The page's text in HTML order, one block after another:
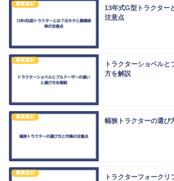
農業資材
13年式G型トラクター
注意点
農業資材
トラクターショベル
方を解説
農業資材
幅狭トラクターの選び
農業資材
トラクターフォーク